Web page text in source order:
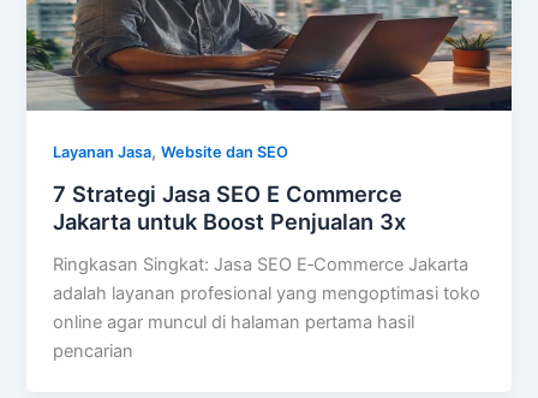
Layanan Jasa,Website dan SEO
7 Strategi Jasa SEO E Commerce
Jakarta untuk Boost Penjualan 3x
Ringkasan Singkat: Jasa SEO E‑Commerce Jakarta
adalah layanan profesional yang mengoptimasi toko
online agar muncul di halaman pertama hasil
pencarian